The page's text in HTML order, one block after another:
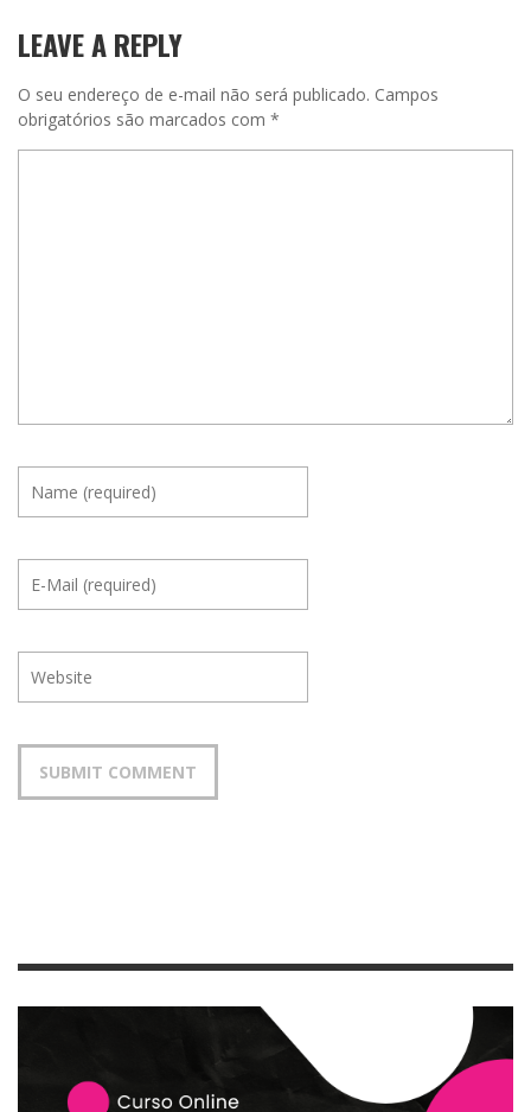
LEAVE A REPLY
O seu endereço de e-mail não será publicado. Campos
obrigatórios são marcados com *